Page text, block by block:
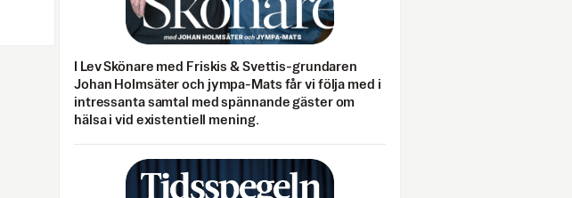
I Lev Skönare med Friskis & Svettis-grundaren
Johan Holmsäter och jympa-Mats får vi följa med i
intressanta samtal med spännande gäster om
hälsa i vid existentiell mening.